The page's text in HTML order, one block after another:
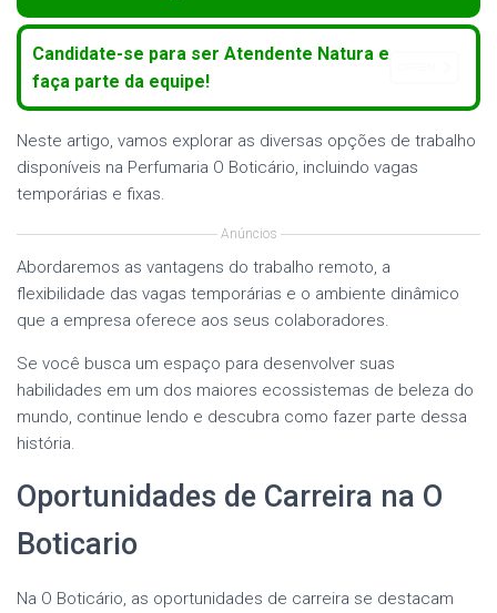
Candidate-se para ser Atendente Natura e
faça parte da equipe!
Neste artigo, vamos explorar as diversas opções de trabalho
disponíveis na Perfumaria O Boticário, incluindo vagas
temporárias e fixas.
Anúncios
Abordaremos as vantagens do trabalho remoto, a
flexibilidade das vagas temporárias e o ambiente dinâmico
que a empresa oferece aos seus colaboradores.
Se você busca um espaço para desenvolver suas
habilidades em um dos maiores ecossistemas de beleza do
mundo, continue lendo e descubra como fazer parte dessa
história.
Oportunidades de Carreira na O
Boticario
Na O Boticário, as oportunidades de carreira se destacam